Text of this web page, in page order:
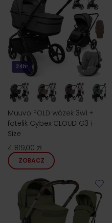
24h!
Muuvo FOLD wózek 3w1 +
fotelik Cybex CLOUD G3 i-
Size
4 819,00 zł
ZOBACZ